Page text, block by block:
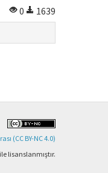
0
1639
(CC BY-NC 4.0)
ile lisanslanmıştır.